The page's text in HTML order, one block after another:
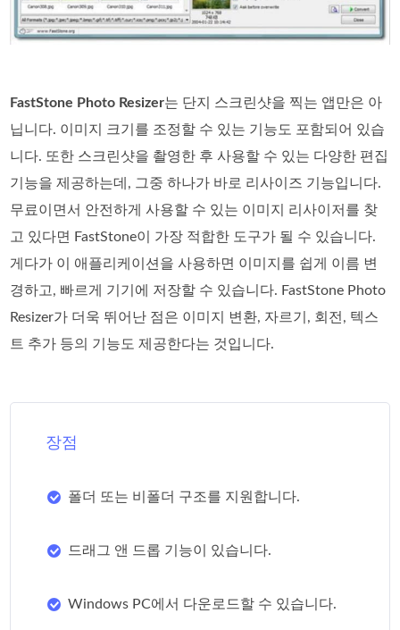
FastStone Photo Resizer는 단지 스크린샷을 찍는 앱만은 아
닙니다. 이미지 크기를 조정할 수 있는 기능도 포함되어 있습
니다. 또한 스크린샷을 촬영한 후 사용할 수 있는 다양한 편집
기능을 제공하는데, 그중 하나가 바로 리사이즈 기능입니다.
무료이면서 안전하게 사용할 수 있는 이미지 리사이저를 찾
고 있다면 FastStone이 가장 적합한 도구가 될 수 있습니다.
게다가 이 애플리케이션을 사용하면 이미지를 쉽게 이름 변
경하고, 빠르게 기기에 저장할 수 있습니다. FastStone Photo
Resizer가 더욱 뛰어난 점은 이미지 변환, 자르기, 회전, 텍스
트 추가 등의 기능도 제공한다는 것입니다.
장점
폴더 또는 비폴더 구조를 지원합니다.
드래그 앤 드롭 기능이 있습니다.
Windows PC에서 다운로드할 수 있습니다.